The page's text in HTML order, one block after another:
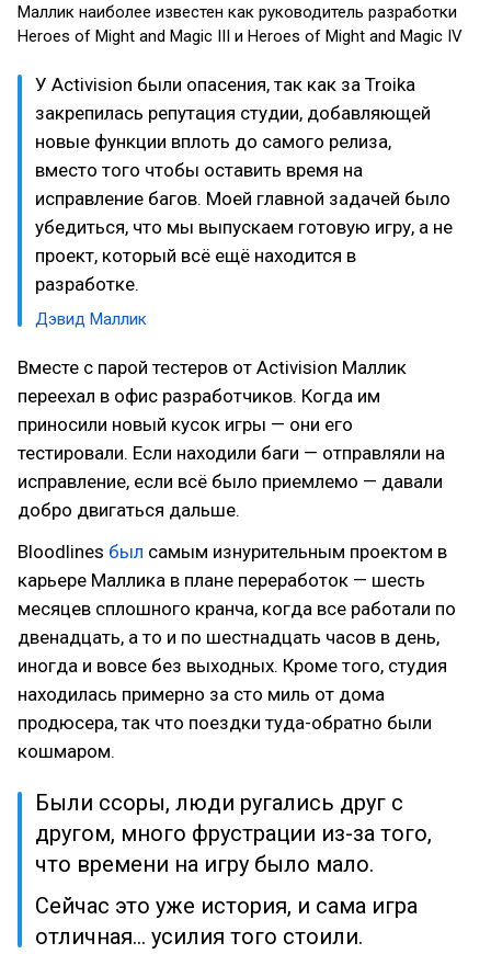
Маллик наиболее известен как руководитель разработки
Heroes of Might and Magic III и Heroes of Might and Magic IV
У Activision были опасения, так как за Troika
закрепилась репутация студии, добавляющей
новые функции вплоть до самого релиза,
вместо того чтобы оставить время на
исправление багов. Моей главной задачей было
убедиться, что мы выпускаем готовую игру, а не
проект, который всё ещё находится в
разработке.
Дэвид Маллик
Вместе с парой тестеров от Activision Маллик
переехал в офис разработчиков. Когда им
приносили новый кусок игры — они его
тестировали. Если находили баги — отправляли на
исправление, если всё было приемлемо — давали
добро двигаться дальше.
Bloodlines был самым изнурительным проектом в
карьере Маллика в плане переработок — шесть
месяцев сплошного кранча, когда все работали по
двенадцать, а то и по шестнадцать часов в день,
иногда и вовсе без выходных. Кроме того, студия
находилась примерно за сто миль от дома
продюсера, так что поездки туда-обратно были
кошмаром.
Были ссоры, люди ругались друг с
другом, много фрустрации из-за того,
что времени на игру было мало.
Сейчас это уже история, и сама игра
отличная… усилия того стоили.